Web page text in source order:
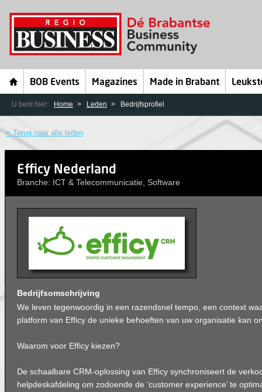
BOB Events Magazines Made in Brabant
U bent hier: Home Leden Bedrijfsprofiel
< Terug naar alle leden
Efficy Nederland
Branche: ICT & Telecommunicatie, Software
Bedrijfsomschrijving
We leven tegenwoordig in een razendsnel tempo, een context
platform van Efficy de unieke behoeften van uw organisatie kan
Waarom voor Efficy kiezen?
De schaalbare CRM-oplossing van Efficy synchroniseert de
helpdeskafdeling om zodoende de ‘customer experience’ te